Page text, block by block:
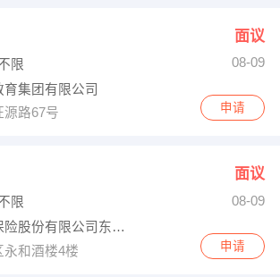
面议
限
08-09
集团有限公司
源路67号
申请
面议
限
08-09
中国人寿保险股份有限公司东源县支公司
永和酒楼4楼
申请